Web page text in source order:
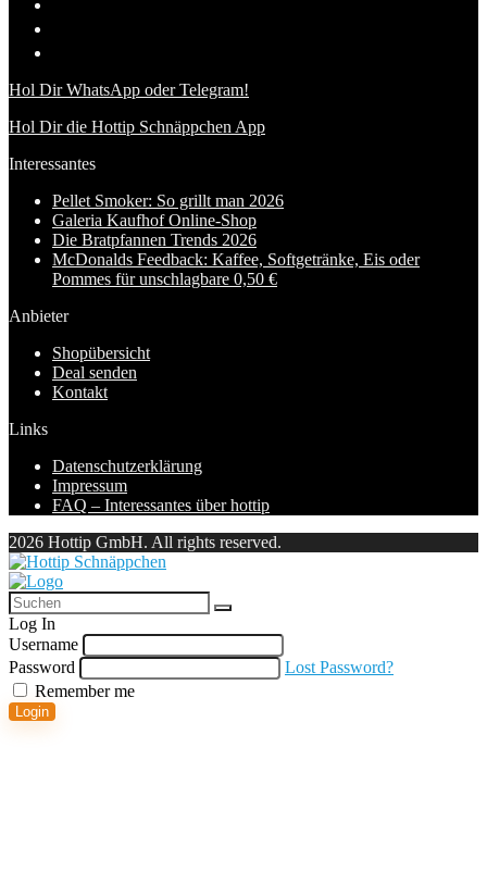
Hol Dir WhatsApp oder Telegram!
Hol Dir die Hottip Schnäppchen App
Interessantes
Pellet Smoker: So grillt man 2026
Galeria Kaufhof Online-Shop
Die Bratpfannen Trends 2026
McDonalds Feedback: Kaffee, Softgetränke, Eis oder
Pommes für unschlagbare 0,50 €
Anbieter
Shopübersicht
Deal senden
Kontakt
Links
Datenschutzerklärung
Impressum
FAQ – Interessantes über hottip
2026 Hottip GmbH. All rights reserved.
Log In
Username
Password
Lost Password?
Remember me
Login